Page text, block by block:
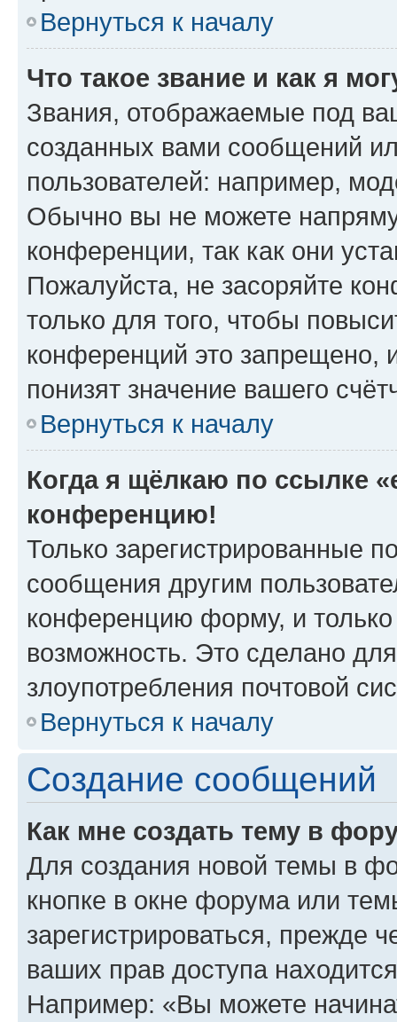
Вернуться к началу
Что такое звание и как я
Звания, отображаемые под
созданных вами сообщений
пользователей: например,
Обычно вы не можете
конференции, так как они
Пожалуйста, не засоряйте
только для того, чтобы
конференций это запрещено,
понизят значение вашего
Вернуться к началу
Когда я щёлкаю по ссылке
конференцию!
Только зарегистрированные
сообщения другим
конференцию форму, и
возможность. Это сделано
злоупотребления почтовой
Вернуться к началу
Создание сообщений
Как мне создать тему в
Для создания новой темы в
кнопке в окне форума или
зарегистрироваться, прежде
ваших прав доступа
Например: «Вы можете